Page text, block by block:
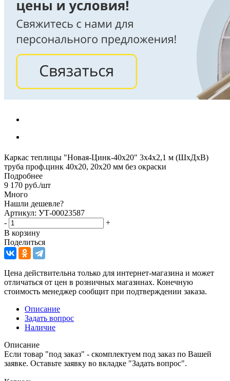
Каркас теплицы "Новая-Цинк-40х20" 3х4х2,1 м (ШхДхВ)
труба проф.цинк 40х20, 20х20 мм без окраски
Подробнее
9 170 руб./шт
Много
Нашли дешевле?
Артикул: УТ-00023587
-
+
В корзину
Поделиться
Цена действительна только для интернет-магазина и может
отличаться от цен в розничных магазинах. Конечную
стоимость менеджер сообщит при подтверждении заказа.
Описание
Задать вопрос
Наличие
Описание
Если товар "под заказ" - скомплектуем под заказ по Вашей
заявке. Оставьте заявку во вкладке "Задать вопрос".